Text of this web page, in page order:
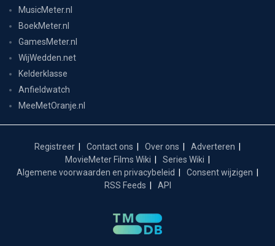
MusicMeter.nl
BoekMeter.nl
GamesMeter.nl
WijWedden.net
Kelderklasse
Anfieldwatch
MeeMetOranje.nl
Registreer Contact ons Over ons
Adverteren
MovieMeter Films Wiki
Series Wiki
Algemene voorwaarden en privacybeleid
Consent wijzigen
RSS Feeds
API